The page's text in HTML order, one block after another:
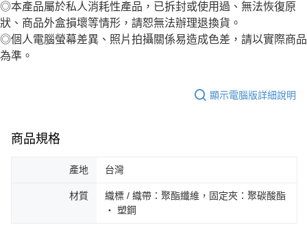
◎本產品屬於私人消耗性產品，已拆封或使用過、無法恢復原
狀、商品外盒損壞等情形，請恕無法辦理退換貨。
◎個人電腦螢幕差異、照片拍攝關係易造成色差，請以實際商品
為準。
顯示電腦版詳細說明
商品規格
產地 台灣
材質
織標 / 織帶：聚酯纖維，固定夾：聚碳酸酯
‧ 塑鋼